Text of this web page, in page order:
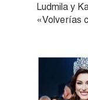
Ludmila y
«Volverías